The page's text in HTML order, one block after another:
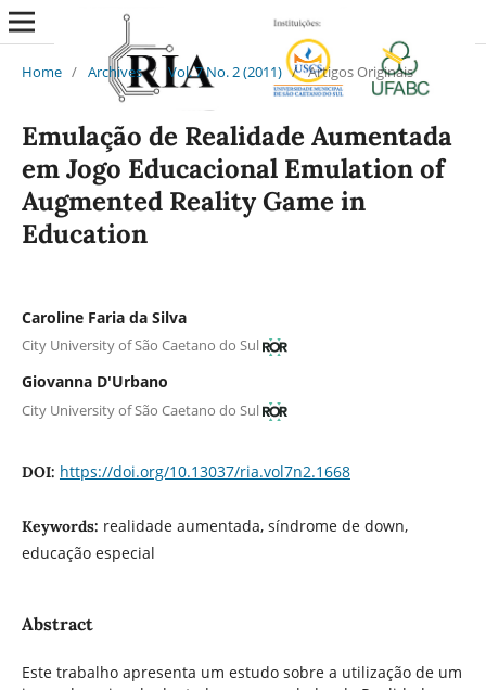
Home / Archives / Vol. 7 No. 2 (2011) / Artigos Originais
Emulação de Realidade Aumentada
em Jogo Educacional Emulation of
Augmented Reality Game in
Education
Caroline Faria da Silva
City University of São Caetano do Sul
Giovanna D'Urbano
City University of São Caetano do Sul
DOI: https://doi.org/10.13037/ria.vol7n2.1668
Keywords: realidade aumentada, síndrome de down,
educação especial
Abstract
Este trabalho apresenta um estudo sobre a utilização de um